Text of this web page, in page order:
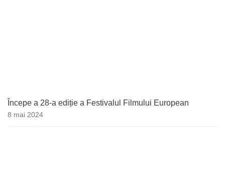
Începe a 28-a ediție a Festivalul Filmului European
8 mai 2024